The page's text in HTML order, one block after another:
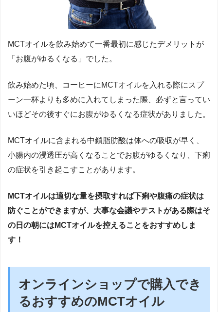
MCTオイルを飲み始めて一番最初に感じたデメリットが
「お腹がゆるくなる」でした。
飲み始めた頃、コーヒーにMCTオイルを入れる際にスプ
ーン一杯よりも多めに入れてしまった際、必ずと言ってい
いほどその後すぐにお腹がゆるくなる症状がありました。
MCTオイルに含まれる中鎖脂肪酸は体への吸収が早く、
小腸内の浸透圧が高くなることでお腹がゆるくなり、下痢
の症状を引き起こすことがあります。
MCTオイルは適切な量を摂取すれば下痢や腹痛の症状は
防ぐことができますが、大事な会議やテストがある際はそ
の日の朝にはMCTオイルを控えることをおすすめしま
す！
オンラインショップで購入でき
るおすすめのMCTオイル